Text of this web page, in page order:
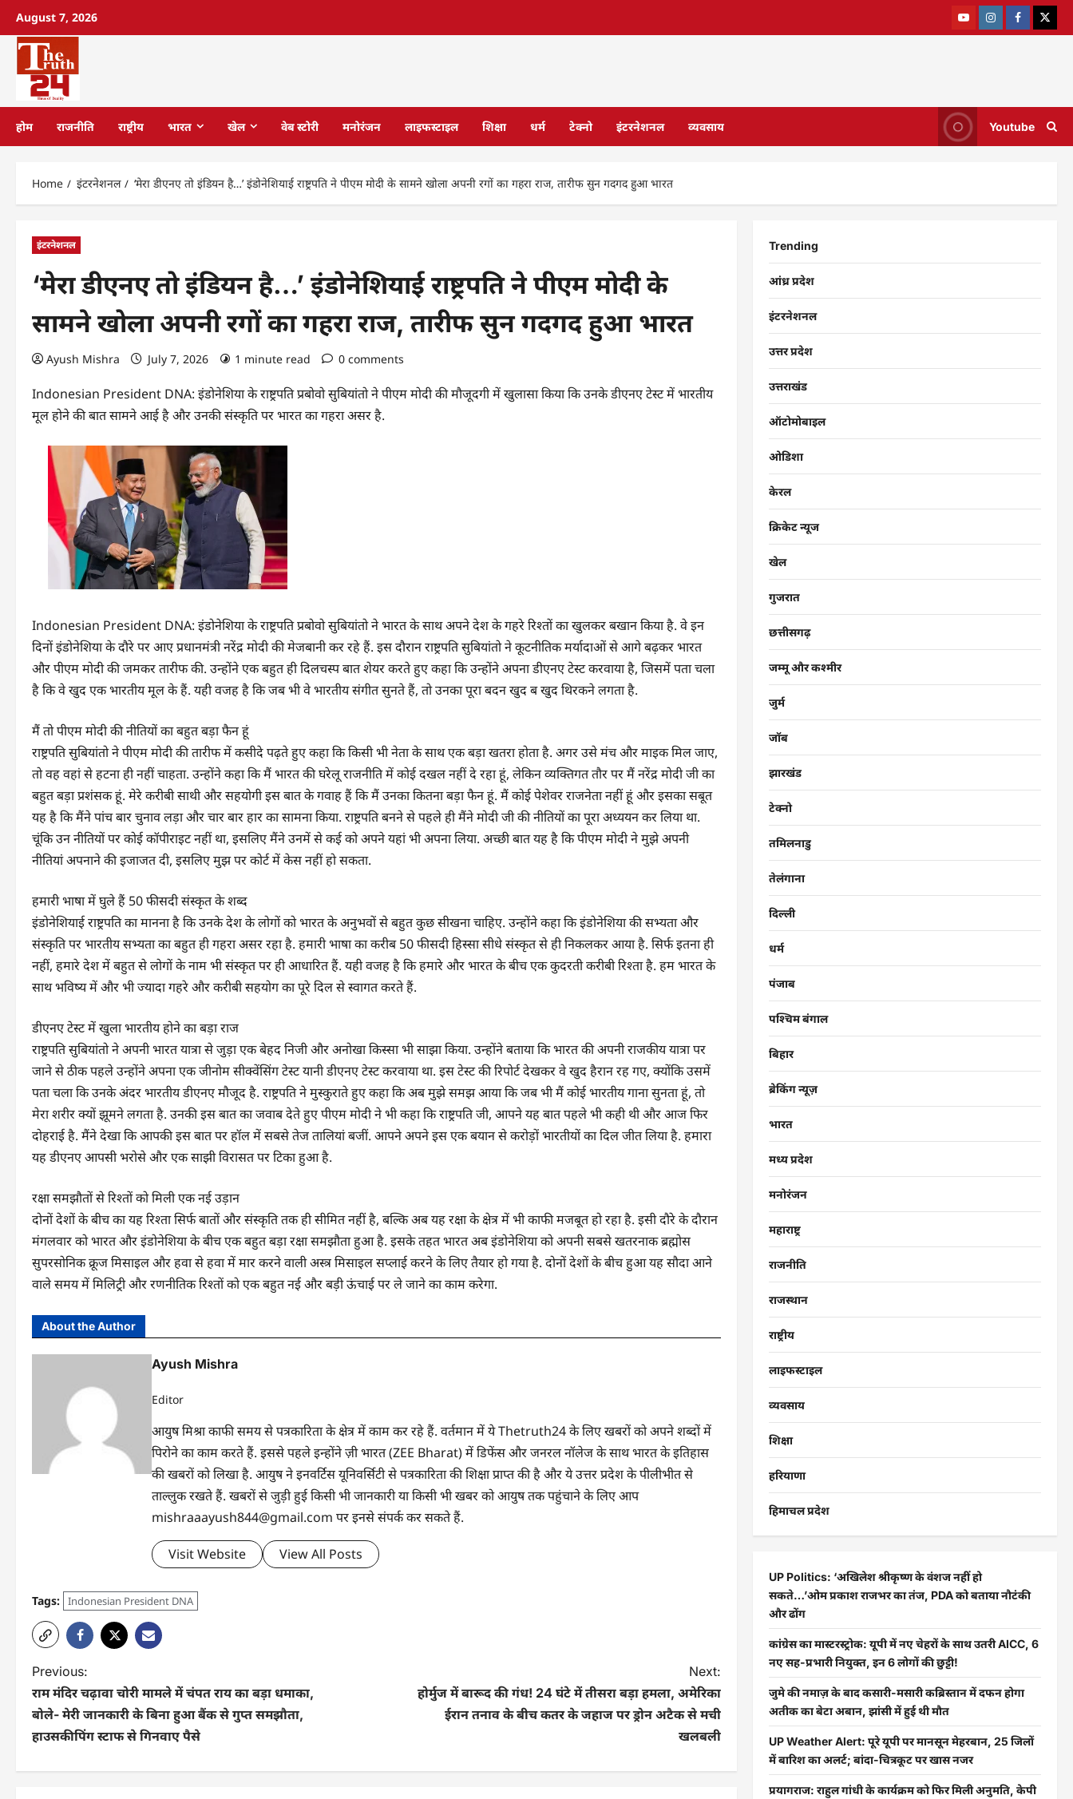
August 7, 2026
होम राजनीति राष्ट्रीय भारत खेल वेब स्टोरी मनोरंजन लाइफस्टाइल शिक्षा धर्म टेक्नो इंटरनेशनल व्यवसाय Youtube
Home इंटरनेशनल ‘मेरा डीएनए तो इंडियन है…’ इंडोनेशियाई राष्ट्रपति ने पीएम मोदी के सामने खोला अपनी रगों का गहरा राज, तारीफ सुन गदगद हुआ भारत
इंटरनेशनल
‘मेरा डीएनए तो इंडियन है…’ इंडोनेशियाई राष्ट्रपति ने पीएम मोदी के
सामने खोला अपनी रगों का गहरा राज, तारीफ सुन गदगद हुआ भारत
Ayush Mishra July 7, 2026 1 minute read 0 comments
Indonesian President DNA: इंडोनेशिया के राष्ट्रपति प्रबोवो सुबियांतो ने पीएम मोदी की मौजूदगी में खुलासा किया कि उनके डीएनए टेस्ट में भारतीय
मूल होने की बात सामने आई है और उनकी संस्कृति पर भारत का गहरा असर है.
Indonesian President DNA: इंडोनेशिया के राष्ट्रपति प्रबोवो सुबियांतो ने भारत के साथ अपने देश के गहरे रिश्तों का खुलकर बखान किया है. वे इन
दिनों इंडोनेशिया के दौरे पर आए प्रधानमंत्री नरेंद्र मोदी की मेजबानी कर रहे हैं. इस दौरान राष्ट्रपति सुबियांतो ने कूटनीतिक मर्यादाओं से आगे बढ़कर भारत
और पीएम मोदी की जमकर तारीफ की. उन्होंने एक बहुत ही दिलचस्प बात शेयर करते हुए कहा कि उन्होंने अपना डीएनए टेस्ट करवाया है, जिसमें पता चला
है कि वे खुद एक भारतीय मूल के हैं. यही वजह है कि जब भी वे भारतीय संगीत सुनते हैं, तो उनका पूरा बदन खुद ब खुद थिरकने लगता है.
मैं तो पीएम मोदी की नीतियों का बहुत बड़ा फैन हूं
राष्ट्रपति सुबियांतो ने पीएम मोदी की तारीफ में कसीदे पढ़ते हुए कहा कि किसी भी नेता के साथ एक बड़ा खतरा होता है. अगर उसे मंच और माइक मिल जाए,
तो वह वहां से हटना ही नहीं चाहता. उन्होंने कहा कि मैं भारत की घरेलू राजनीति में कोई दखल नहीं दे रहा हूं, लेकिन व्यक्तिगत तौर पर मैं नरेंद्र मोदी जी का
बहुत बड़ा प्रशंसक हूं. मेरे करीबी साथी और सहयोगी इस बात के गवाह हैं कि मैं उनका कितना बड़ा फैन हूं. मैं कोई पेशेवर राजनेता नहीं हूं और इसका सबूत
यह है कि मैंने पांच बार चुनाव लड़ा और चार बार हार का सामना किया. राष्ट्रपति बनने से पहले ही मैंने मोदी जी की नीतियों का पूरा अध्ययन कर लिया था.
चूंकि उन नीतियों पर कोई कॉपीराइट नहीं था, इसलिए मैंने उनमें से कई को अपने यहां भी अपना लिया. अच्छी बात यह है कि पीएम मोदी ने मुझे अपनी
नीतियां अपनाने की इजाजत दी, इसलिए मुझ पर कोर्ट में केस नहीं हो सकता.
हमारी भाषा में घुले हैं 50 फीसदी संस्कृत के शब्द
इंडोनेशियाई राष्ट्रपति का मानना है कि उनके देश के लोगों को भारत के अनुभवों से बहुत कुछ सीखना चाहिए. उन्होंने कहा कि इंडोनेशिया की सभ्यता और
संस्कृति पर भारतीय सभ्यता का बहुत ही गहरा असर रहा है. हमारी भाषा का करीब 50 फीसदी हिस्सा सीधे संस्कृत से ही निकलकर आया है. सिर्फ इतना ही
नहीं, हमारे देश में बहुत से लोगों के नाम भी संस्कृत पर ही आधारित हैं. यही वजह है कि हमारे और भारत के बीच एक कुदरती करीबी रिश्ता है. हम भारत के
साथ भविष्य में और भी ज्यादा गहरे और करीबी सहयोग का पूरे दिल से स्वागत करते हैं.
डीएनए टेस्ट में खुला भारतीय होने का बड़ा राज
राष्ट्रपति सुबियांतो ने अपनी भारत यात्रा से जुड़ा एक बेहद निजी और अनोखा किस्सा भी साझा किया. उन्होंने बताया कि भारत की अपनी राजकीय यात्रा पर
जाने से ठीक पहले उन्होंने अपना एक जीनोम सीक्वेंसिंग टेस्ट यानी डीएनए टेस्ट करवाया था. इस टेस्ट की रिपोर्ट देखकर वे खुद हैरान रह गए, क्योंकि उसमें
पता चला कि उनके अंदर भारतीय डीएनए मौजूद है. राष्ट्रपति ने मुस्कुराते हुए कहा कि अब मुझे समझ आया कि जब भी मैं कोई भारतीय गाना सुनता हूं, तो
मेरा शरीर क्यों झूमने लगता है. उनकी इस बात का जवाब देते हुए पीएम मोदी ने भी कहा कि राष्ट्रपति जी, आपने यह बात पहले भी कही थी और आज फिर
दोहराई है. मैंने देखा कि आपकी इस बात पर हॉल में सबसे तेज तालियां बजीं. आपने अपने इस एक बयान से करोड़ों भारतीयों का दिल जीत लिया है. हमारा
यह डीएनए आपसी भरोसे और एक साझी विरासत पर टिका हुआ है.
रक्षा समझौतों से रिश्तों को मिली एक नई उड़ान
दोनों देशों के बीच का यह रिश्ता सिर्फ बातों और संस्कृति तक ही सीमित नहीं है, बल्कि अब यह रक्षा के क्षेत्र में भी काफी मजबूत हो रहा है. इसी दौरे के दौरान
मंगलवार को भारत और इंडोनेशिया के बीच एक बहुत बड़ा रक्षा समझौता हुआ है. इसके तहत भारत अब इंडोनेशिया को अपनी सबसे खतरनाक ब्रह्मोस
सुपरसोनिक क्रूज मिसाइल और हवा से हवा में मार करने वाली अस्त्र मिसाइल सप्लाई करने के लिए तैयार हो गया है. दोनों देशों के बीच हुआ यह सौदा आने
वाले समय में मिलिट्री और रणनीतिक रिश्तों को एक बहुत नई और बड़ी ऊंचाई पर ले जाने का काम करेगा.
About the Author
Ayush Mishra
Editor
आयुष मिश्रा काफी समय से पत्रकारिता के क्षेत्र में काम कर रहे हैं. वर्तमान में ये Thetruth24 के लिए खबरों को अपने शब्दों में
पिरोने का काम करते हैं. इससे पहले इन्होंने ज़ी भारत (ZEE Bharat) में डिफेंस और जनरल नॉलेज के साथ भारत के इतिहास
की खबरों को लिखा है. आयुष ने इनवर्टिस यूनिवर्सिटी से पत्रकारिता की शिक्षा प्राप्त की है और ये उत्तर प्रदेश के पीलीभीत से
ताल्लुक रखते हैं. खबरों से जुड़ी हुई किसी भी जानकारी या किसी भी खबर को आयुष तक पहुंचाने के लिए आप
mishraaayush844@gmail.com पर इनसे संपर्क कर सकते हैं.
Visit Website View All Posts
Tags: Indonesian President DNA
Previous:
राम मंदिर चढ़ावा चोरी मामले में चंपत राय का बड़ा धमाका,
बोले- मेरी जानकारी के बिना हुआ बैंक से गुप्त समझौता,
हाउसकीपिंग स्टाफ से गिनवाए पैसे
Next:
होर्मुज में बारूद की गंध! 24 घंटे में तीसरा बड़ा हमला, अमेरिका
ईरान तनाव के बीच कतर के जहाज पर ड्रोन अटैक से मची
खलबली
Trending
आंध्र प्रदेश
इंटरनेशनल
उत्तर प्रदेश
उत्तराखंड
ऑटोमोबाइल
ओडिशा
केरल
क्रिकेट न्यूज
खेल
गुजरात
छत्तीसगढ़
जम्मू और कश्मीर
जुर्म
जॉब
झारखंड
टेक्नो
तमिलनाडु
तेलंगाना
दिल्ली
धर्म
पंजाब
पश्चिम बंगाल
बिहार
ब्रेकिंग न्यूज़
भारत
मध्य प्रदेश
मनोरंजन
महाराष्ट्र
राजनीति
राजस्थान
राष्ट्रीय
लाइफस्टाइल
व्यवसाय
शिक्षा
हरियाणा
हिमाचल प्रदेश
UP Politics: ‘अखिलेश श्रीकृष्ण के वंशज नहीं हो
सकते…’ओम प्रकाश राजभर का तंज, PDA को बताया नौटंकी
और ढोंग
कांग्रेस का मास्टरस्ट्रोक: यूपी में नए चेहरों के साथ उतरी AICC, 6
नए सह-प्रभारी नियुक्त, इन 6 लोगों की छुट्टी!
जुमे की नमाज़ के बाद कसारी-मसारी कब्रिस्तान में दफन होगा
अतीक का बेटा अबान, झांसी में हुई थी मौत
UP Weather Alert: पूरे यूपी पर मानसून मेहरबान, 25 जिलों
में बारिश का अलर्ट; बांदा-चित्रकूट पर खास नजर
प्रयागराज: राहुल गांधी के कार्यक्रम को फिर मिली अनुमति, केपी